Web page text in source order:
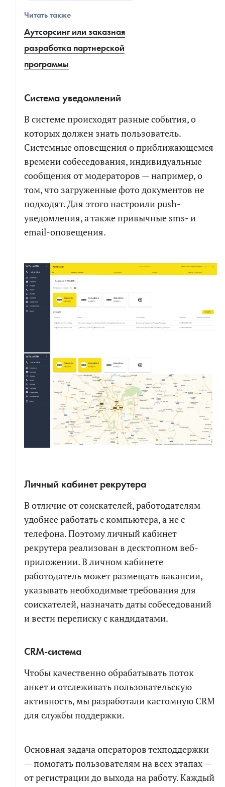
Читать также
Аутсорсинг или заказная
разработка партнерской
программы
Система уведомлений
В системе происходят разные события, о
которых должен знать пользователь.
Системные оповещения о приближающемся
времени собеседования, индивидуальные
сообщения от модераторов — например, о
том, что загруженные фото документов не
подходят. Для этого настроили push-
уведомления, а также привычные sms- и
email-оповещения.
Личный кабинет рекрутера
В отличие от соискателей, работодателям
удобнее работать с компьютера, а не с
телефона. Поэтому личный кабинет
рекрутера реализован в десктопном веб-
приложении. В личном кабинете
работодатель может размещать вакансии,
указывать необходимые требования для
соискателей, назначать даты собеседований
и вести переписку с кандидатами.
CRM-система
Чтобы качественно обрабатывать поток
анкет и отслеживать пользовательскую
активность, мы разработали кастомную CRM
для службы поддержки.
Основная задача операторов техподдержки
— помогать пользователям на всех этапах —
от регистрации до выхода на работу. Каждый
СКАЧАТЬ ФАЙЛ